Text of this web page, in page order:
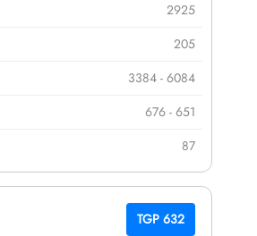
2925
205
3384 - 6084
676 - 651
87
TGP 632